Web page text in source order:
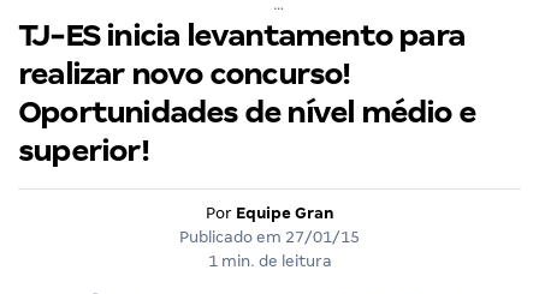
TJ-ES inicia levantamento para
realizar novo concurso!
Oportunidades de nível médio e
superior!
Por Equipe Gran
Publicado em 27/01/15
1 min. de leitura